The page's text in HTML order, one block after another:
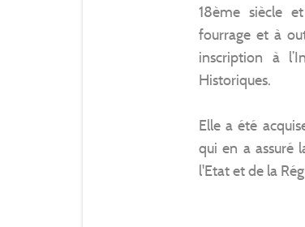
18ème siècle
fourrage et à
inscription à
Historiques.
Elle a été
qui en a assuré
l'Etat et de la